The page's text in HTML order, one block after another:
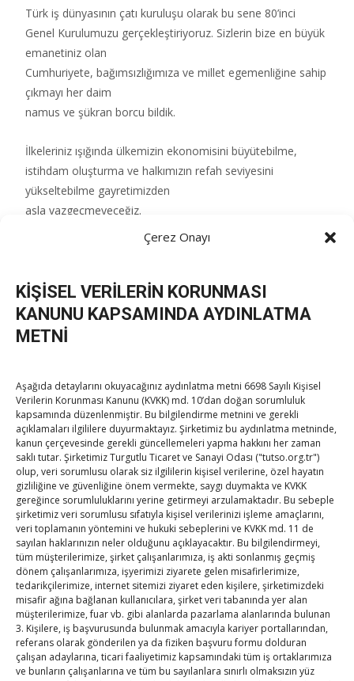
Çerez Onayı
KİŞİSEL VERİLERİN KORUNMASI
KANUNU KAPSAMINDA AYDINLATMA
METNİ
Aşağıda detaylarını okuyacağınız aydınlatma metni 6698 Sayılı Kişisel
Verilerin Korunması Kanunu (KVKK) md. 10’dan doğan sorumluluk
kapsamında düzenlenmiştir. Bu bilgilendirme metnini ve gerekli
açıklamaları ilgililere duyurmaktayız. Şirketimiz bu aydınlatma metninde,
kanun çerçevesinde gerekli güncellemeleri yapma hakkını her zaman
saklı tutar. Şirketimiz Turgutlu Ticaret ve Sanayi Odası ("tutso.org.tr")
olup, veri sorumlusu olarak siz ilgililerin kişisel verilerine, özel hayatın
gizliliğine ve güvenliğine önem vermekte, saygı duymakta ve KVKK
gereğince sorumluluklarını yerine getirmeyi arzulamaktadır. Bu sebeple
şirketimiz veri sorumlusu sıfatıyla kişisel verilerinizi işleme amaçlarını,
veri toplamanın yöntemini ve hukuki sebeplerini ve KVKK md. 11 de
sayılan haklarınızın neler olduğunu açıklayacaktır. Bu bilgilendirmeyi,
tüm müşterilerimize, şirket çalışanlarımıza, iş akti sonlanmış geçmiş
dönem çalışanlarımıza, işyerimizi ziyarete gelen misafirlerimize,
tedarikçilerimize, internet sitemizi ziyaret eden kişilere, şirketimizdeki
misafir ağına bağlanan kullanıcılara, şirket veri tabanında yer alan
müşterilerimize, fuar vb. gibi alanlarda pazarlama alanlarında bulunan
3. Kişilere, iş başvurusunda bulunmak amacıyla kariyer portallarından,
referans olarak gönderilen ya da fiziken başvuru formu dolduran
çalışan adaylarına, ticari faaliyetimiz kapsamındaki tüm iş ortaklarımıza
ve bunların çalışanlarına ve tüm bu sayılanlara sınırlı olmaksızın yüz
Türk iş dünyasının çatı kuruluşu olarak bu sene 80’inci
Genel Kurulumuzu gerçekleştiriyoruz. Sizlerin bize en büyük
emanetiniz olan
Cumhuriyete, bağımsızlığımıza ve millet egemenliğine sahip
çıkmayı her daim
namus ve şükran borcu bildik.
İlkeleriniz ışığında ülkemizin ekonomisini büyütebilme,
istihdam oluşturma ve halkımızın refah seviyesini
yükseltebilme gayretimizden
asla vazgeçmeyeceğiz.
Sizin ve silah arkadaşlarınızın necip milletimizle beraber
nesillere çizdiğiniz hedef
ve gösterdiğiniz aydınlık yolun ışıltısı, asla kaybolmayacak.
Cumhuriyetimizin kurulmasında ve bugünlere gelmesinde
olanları, canlarını feda edenleri rahmet ve minnetle
anıyoruz.
Ruhunuz şad olsun”.
Post Views: 259
Post
navigation
← Hisarcıklıoğlu: “Kamuda Tasarruf ve Verimlilik
Paketi’ni olumlu buluyoruz”
Hisarcıklıoğlu iş dünyasının yatırım iştahı için sanayi
bölgesi istedi→